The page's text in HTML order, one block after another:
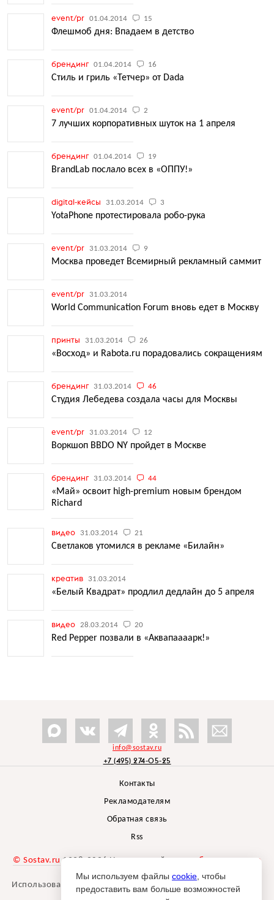
event/pr 01.04.2014 15
Флешмоб дня: Впадаем в детство
брендинг 01.04.2014 16
Cтиль и гриль «Тетчер» от Dada
event/pr 01.04.2014 2
7 лучших корпоративных шуток на 1 апреля
брендинг 01.04.2014 19
BrandLab послало всех в «ОППУ!»
digital-кейсы 31.03.2014 3
YotaPhone протестировала робо-рука
event/pr 31.03.2014 9
Москва проведет Всемирный рекламный саммит
event/pr 31.03.2014
World Communication Forum вновь едет в Москву
принты 31.03.2014 26
«Восход» и Rabota.ru порадовались сокращениям
брендинг 31.03.2014 46
Студия Лебедева создала часы для Москвы
event/pr 31.03.2014 12
Воркшоп BBDO NY пройдет в Москве
брендинг 31.03.2014 44
«Май» освоит high-premium новым брендом
Richard
видео 31.03.2014 21
Светлаков утомился в рекламе «Билайн»
креатив 31.03.2014
«Белый Квадрат» продлил дедлайн до 5 апреля
видео 28.03.2014 20
Red Pepper позвали в «Аквапаааарк!»
info@sostav.ru
+7 (495) 274-05-25
Контакты
Рекламодателям
Обратная связь
Rss
© Sostav.ru 1998-2026 Независимый проектбрендингового
агентства Depot
Использование материалов Sostav.ru допустимо только при
указании источника.
Мы используем файлы cookie , чтобы
предоставить вам больше возможностей